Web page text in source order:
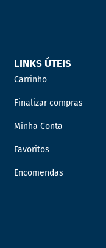
LINKS ÚTEIS
Carrinho
Finalizar compras
Minha Conta
Favoritos
Encomendas